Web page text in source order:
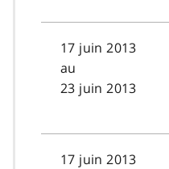
17 juin 2013
au
23 juin 2013
17 juin 2013